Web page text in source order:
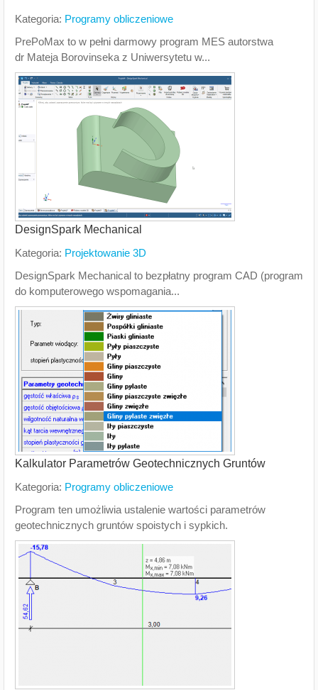
Kategoria: Programy obliczeniowe
PrePoMax to w pełni darmowy program MES autorstwa
dr Mateja Borovinseka z Uniwersytetu w...
DesignSpark Mechanical
Kategoria: Projektowanie 3D
DesignSpark Mechanical to bezpłatny program CAD (program
do komputerowego wspomagania...
Kalkulator Parametrów Geotechnicznych Gruntów
Kategoria: Programy obliczeniowe
Program ten umożliwia ustalenie wartości parametrów
geotechnicznych gruntów spoistych i sypkich.